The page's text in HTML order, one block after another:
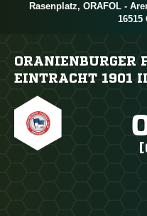
Rasenplatz, ORAFOL -
16515
ORANIENBURGER
EINTRACHT 1901 II